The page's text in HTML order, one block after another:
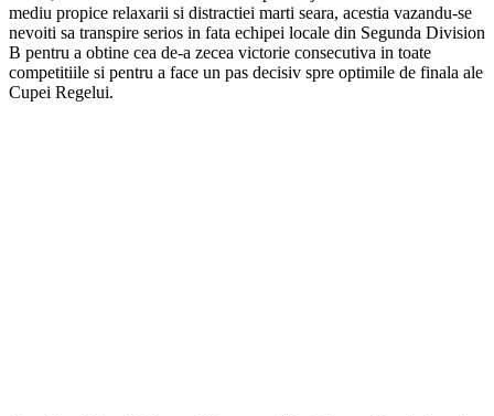
mediu propice relaxarii si distractiei marti seara, acestia vazandu-se
nevoiti sa transpire serios in fata echipei locale din Segunda Division
B pentru a obtine cea de-a zecea victorie consecutiva in toate
competitiile si pentru a face un pas decisiv spre optimile de finala ale
Cupei Regelui.